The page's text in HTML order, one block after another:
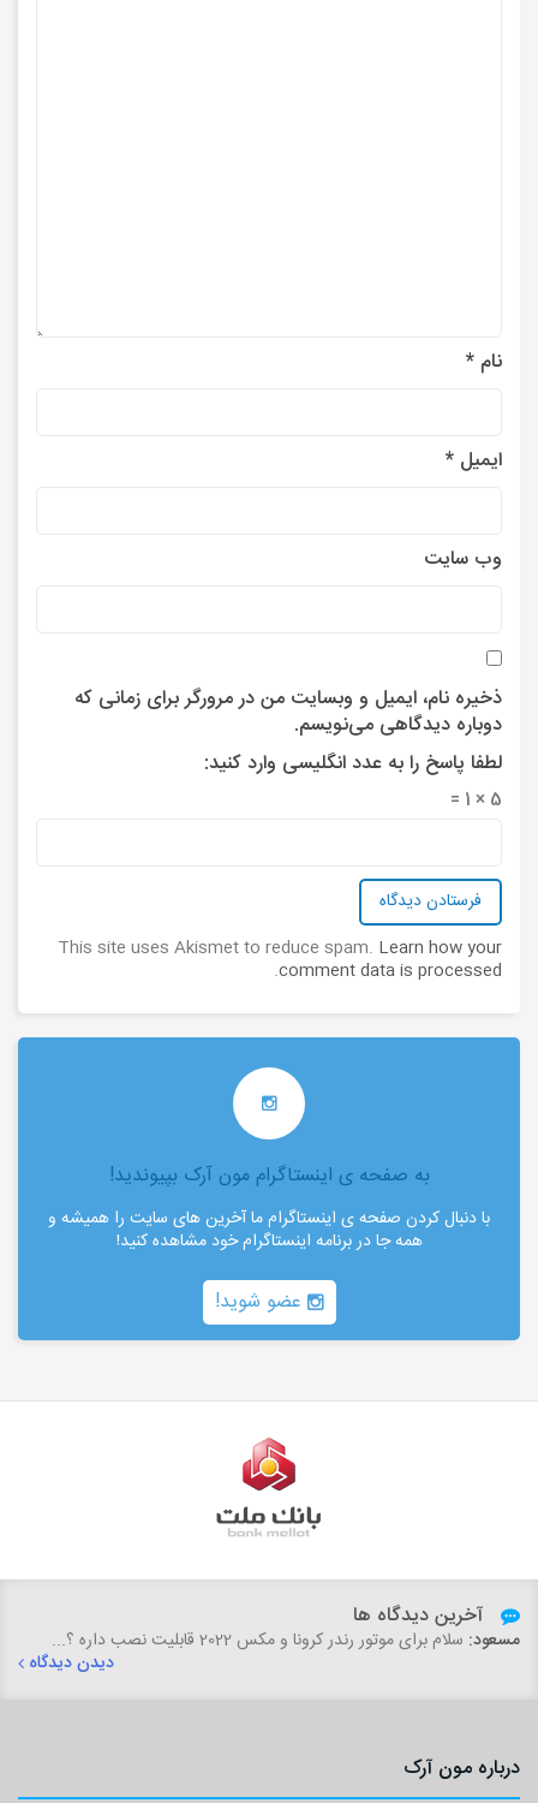
نام *
ایمیل *
وب‌ سایت
ذخیره نام، ایمیل و وبسایت من در مرورگر برای زمانی که
دوباره دیدگاهی می‌نویسم.
لطفا پاسخ را به عدد انگلیسی وارد کنید:
5 × 1 =
This site uses Akismet to reduce spam. Learn how your
comment data is processed
.
به صفحه ی اینستاگرام مون آرک بپیوندید!
با دنبال کردن صفحه ی اینستاگرام ما آخرین های سایت را همیشه و
همه جا در برنامه اینستاگرام خود مشاهده کنید!
عضو شوید!
آخرین دیدگاه ها
مسعود: سلام برای موتور رندر کرونا و مکس 2022 قابلیت نصب داره ؟...
دیدن دیدگاه
درباره مون آرک